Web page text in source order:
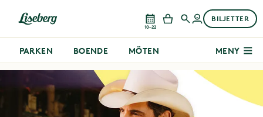
10–22
BILJETTER
PARKEN BOENDE MÖTEN MENY